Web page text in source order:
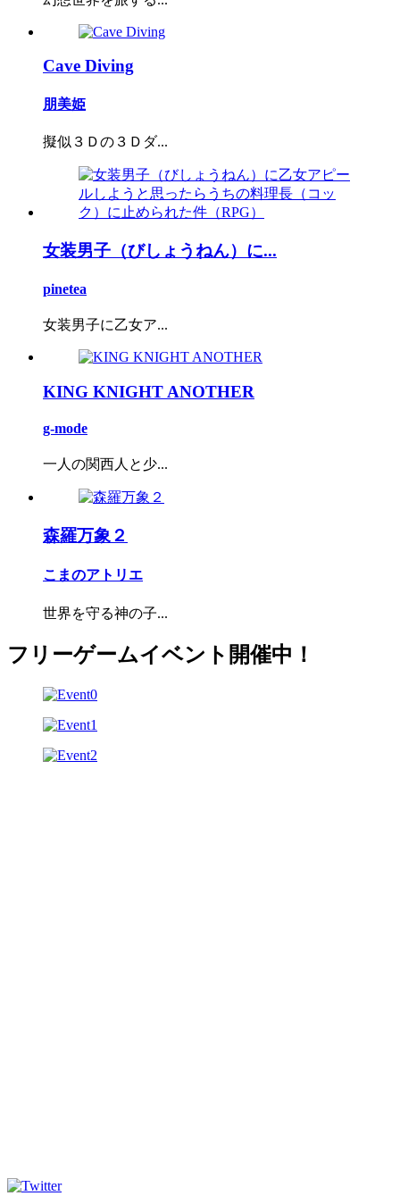
Cave Diving
朋美姫
擬似３Ｄの３Ｄダ...
女装男子（びしょうねん）に...
pinetea
女装男子に乙女ア...
KING KNIGHT ANOTHER
g-mode
一人の関西人と少...
森羅万象２
こまのアトリエ
世界を守る神の子...
フリーゲームイベント開催中！